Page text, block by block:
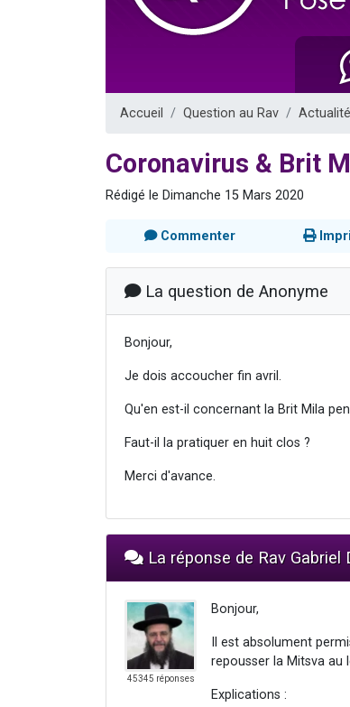
4
Accueil Question au Rav Actualité
Coronavirus & Brit
Rédigé le Dimanche 15 Mars 2020
Commenter
La question de Anonyme
Bonjour,
Je dois accoucher fin avril.
Qu'en est-il concernant la Brit Mila
Faut-il la pratiquer en huit clos ?
Merci d'avance.
La réponse de Rav Gabriel
45345 réponses
Bonjour,
Il est absolument
repousser la Mitsva au
Explications :